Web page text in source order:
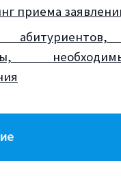
приема